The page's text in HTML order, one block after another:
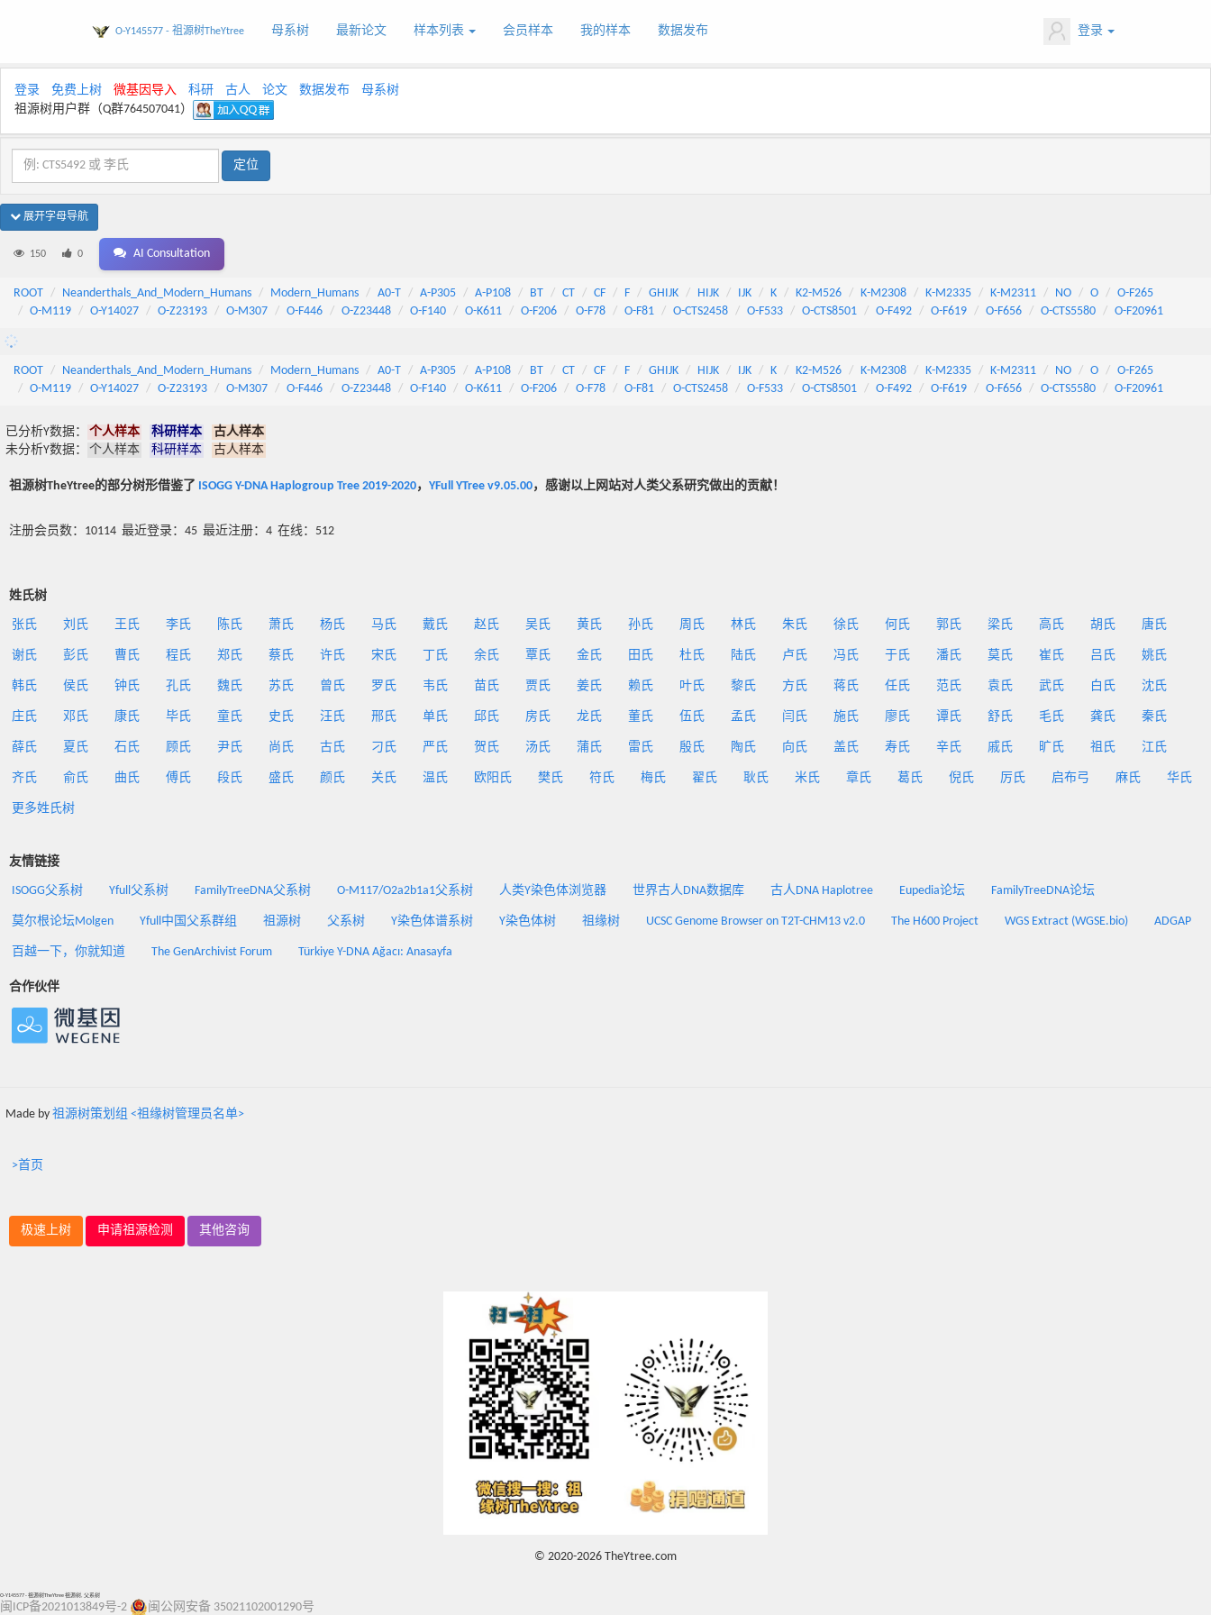
O-Y145577 - 祖源树TheYtree 母系树 最新论文 样本列表 会员样本 我的样本 数据发布 登录
登录 免费上树 微基因导入 科研 古人 论文 数据发布
母系树
祖源树用户群（Q群764507041）
展开字母导航
150 0 AI Consultation
ROOT Neanderthals_And_Modern_Humans Modern_Humans A0-T A-P305 A-P108 BT CT CF F GHIJK HIJK IJK K K2-M526 K-M2308 K-M2335 K-M2311 NO O
O-F265
O-M119
O-Y14027 O-Z23193 O-M307 O-F446 O-Z23448 O-F140 O-K611 O-F206 O-F78 O-F81 O-CTS2458 O-F533 O-CTS8501 O-F492 O-F619 O-F656 O-CTS5580 O-F20961
ROOT Neanderthals_And_Modern_Humans Modern_Humans A0-T A-P305 A-P108 BT CT CF F GHIJK HIJK IJK K K2-M526 K-M2308 K-M2335 K-M2311 NO O
O-F265
O-M119
O-Y14027 O-Z23193 O-M307 O-F446 O-Z23448 O-F140 O-K611 O-F206 O-F78 O-F81 O-CTS2458 O-F533 O-CTS8501 O-F492 O-F619 O-F656 O-CTS5580 O-F20961
已分析Y数据： 个人样本 科研样本
古人样本
未分析Y数据：
个人样本 科研样本 古人样本
祖源树TheYtree的部分树形借鉴了 ISOGG Y-DNA Haplogroup Tree 2019-2020， YFull YTree v9.05.00，感谢以上网站对人类父系研究做出的贡献！
注册会员数：10114 最近登录：45 最近注册：4 在线：512
姓氏树
张氏 刘氏 王氏 李氏 陈氏 萧氏 杨氏 马氏 戴氏 赵氏 吴氏 黄氏 孙氏 周氏 林氏 朱氏 徐氏 何氏 郭氏 梁氏 高氏 胡氏 唐氏
谢氏 彭氏 曹氏 程氏 郑氏 蔡氏 许氏 宋氏 丁氏 余氏 覃氏 金氏 田氏 杜氏 陆氏 卢氏 冯氏 于氏 潘氏 莫氏 崔氏 吕氏 姚氏
韩氏 侯氏 钟氏 孔氏 魏氏 苏氏 曾氏 罗氏 韦氏 苗氏 贾氏 姜氏 赖氏 叶氏 黎氏 方氏 蒋氏 任氏 范氏 袁氏 武氏 白氏 沈氏
庄氏 邓氏 康氏 毕氏 童氏 史氏 汪氏 邢氏 单氏 邱氏 房氏 龙氏 董氏 伍氏 孟氏 闫氏 施氏 廖氏 谭氏 舒氏 毛氏 龚氏 秦氏
薛氏 夏氏 石氏 顾氏 尹氏 尚氏 古氏 刁氏 严氏 贺氏 汤氏 蒲氏 雷氏 殷氏 陶氏 向氏 盖氏 寿氏 辛氏 戚氏 旷氏 祖氏 江氏
齐氏 俞氏 曲氏 傅氏 段氏 盛氏 颜氏 关氏 温氏 欧阳氏 樊氏 符氏 梅氏 翟氏 耿氏 米氏 章氏 葛氏 倪氏 厉氏 启布弓 麻氏 华氏
更多姓氏树
友情链接
ISOGG父系树 Yfull父系树 FamilyTreeDNA父系树 O-M117/O2a2b1a1父系树 人类Y染色体浏览器 世界古人DNA数据库 古人DNA Haplotree Eupedia论坛 FamilyTreeDNA论坛
莫尔根论坛Molgen Yfull中国父系群组 祖源树 父系树 Y染色体谱系树 Y染色体树 祖缘树 UCSC Genome Browser on T2T-CHM13 v2.0 The H600 Project WGS Extract (WGSE.bio) ADGAP
百越一下，你就知道 The GenArchivist Forum Türkiye Y-DNA Ağacı: Anasayfa
合作伙伴
Made by 祖源树策划组 <祖缘树管理员名单>
>首页
极速上树 申请祖源检测 其他咨询
© 2020-2026 TheYtree.com
O-Y145577 - 祖源树TheYtree 祖源树, 父系树
闽ICP备2021013849号-2 闽公网安备 35021102001290号